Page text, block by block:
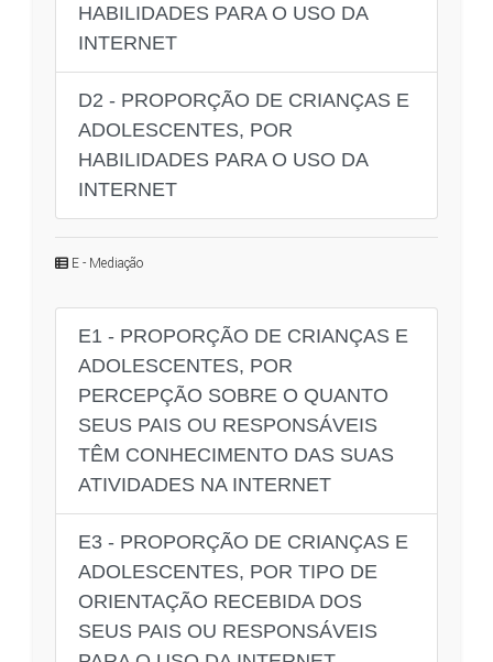
HABILIDADES PARA O USO DA
INTERNET
D2 - PROPORÇÃO DE CRIANÇAS E
ADOLESCENTES, POR
HABILIDADES PARA O USO DA
INTERNET
E - Mediação
E1 - PROPORÇÃO DE CRIANÇAS E
ADOLESCENTES, POR
PERCEPÇÃO SOBRE O QUANTO
SEUS PAIS OU RESPONSÁVEIS
TÊM CONHECIMENTO DAS SUAS
ATIVIDADES NA INTERNET
E3 - PROPORÇÃO DE CRIANÇAS E
ADOLESCENTES, POR TIPO DE
ORIENTAÇÃO RECEBIDA DOS
SEUS PAIS OU RESPONSÁVEIS